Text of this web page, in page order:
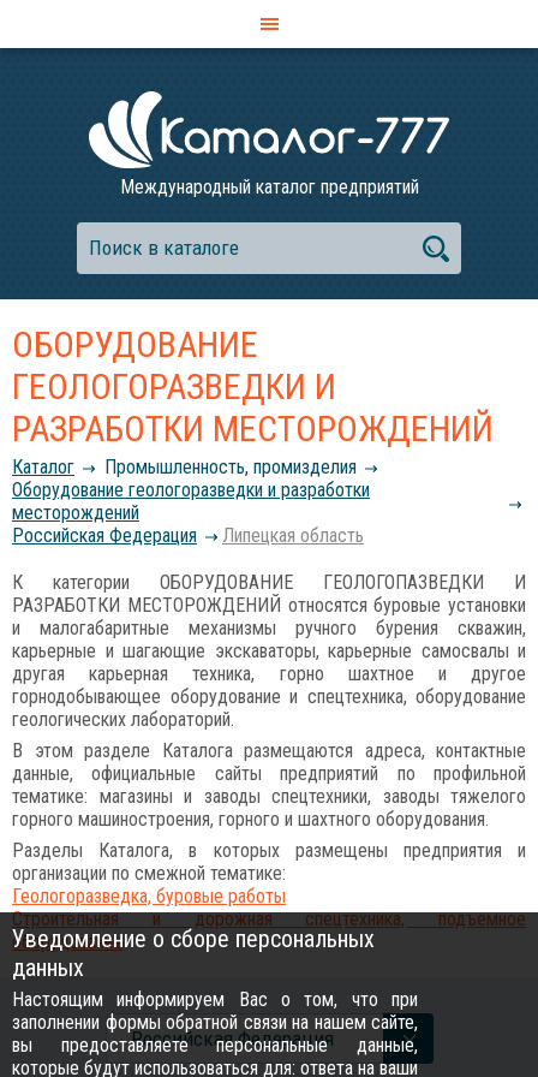
Международный каталог предприятий
ОБОРУДОВАНИЕ
ГЕОЛОГОРАЗВЕДКИ И
РАЗРАБОТКИ МЕСТОРОЖДЕНИЙ
Каталог
Промышленность, промизделия
Оборудование геологоразведки и разработки
месторождений
Российcкая Федерация
Липецкая область
К категории ОБОРУДОВАНИЕ ГЕОЛОГОПАЗВЕДКИ И
РАЗРАБОТКИ МЕСТОРОЖДЕНИЙ относятся буровые установки
и малогабаритные механизмы ручного бурения скважин,
карьерные и шагающие экскаваторы, карьерные самосвалы и
другая карьерная техника, горно шахтное и другое
горнодобывающее оборудование и спецтехника, оборудование
геологических лабораторий.
В этом разделе Каталога размещаются адреса, контактные
данные, официальные сайты предприятий по профильной
тематике: магазины и заводы спецтехники, заводы тяжелого
горного машиностроения, горного и шахтного оборудования.
Разделы Каталога, в которых размещены предприятия и
организации по смежной тематике:
Геологоразведка, буровые работы
Строительная и дорожная спецтехника, подъемное
оборудование
Российcкая Федерация
Уведомление о сборе персональных
данных
Настоящим информируем Вас о том, что при
заполнении формы обратной связи на нашем сайте,
вы предоставляете персональные данные,
которые будут использоваться для: ответа на ваши